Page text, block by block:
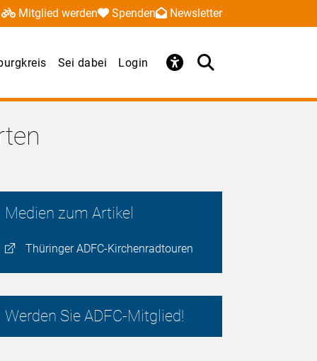
Mitglied werden Spenden Newsletter
Sei dabei Login
Medien zum Artikel
Thüringer ADFC-Kirchenradtouren
Werden Sie ADFC-Mitglied!